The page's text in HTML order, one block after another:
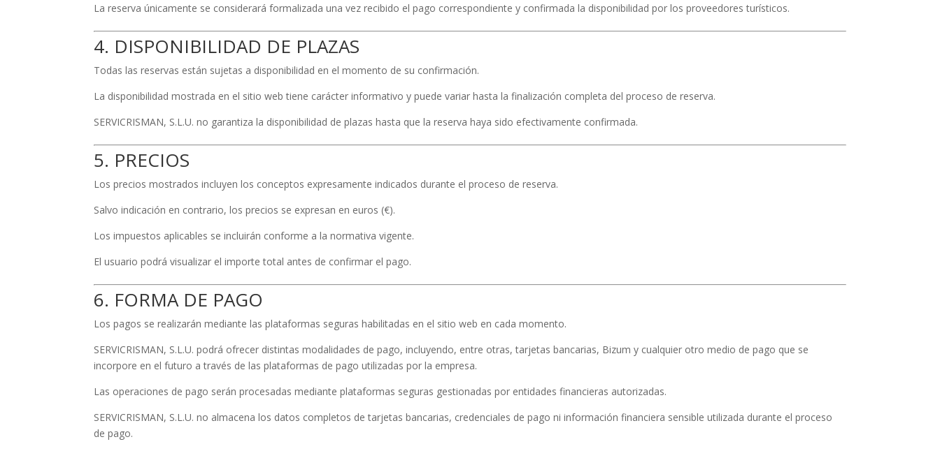
La reserva únicamente se considerará formalizada una vez recibido el pago correspondiente y confirmada la disponibilidad por los proveedores turísticos.
4. DISPONIBILIDAD DE PLAZAS
Todas las reservas están sujetas a disponibilidad en el momento de su confirmación.
La disponibilidad mostrada en el sitio web tiene carácter informativo y puede variar hasta la finalización completa del proceso de reserva.
SERVICRISMAN, S.L.U. no garantiza la disponibilidad de plazas hasta que la reserva haya sido efectivamente confirmada.
5. PRECIOS
Los precios mostrados incluyen los conceptos expresamente indicados durante el proceso de reserva.
Salvo indicación en contrario, los precios se expresan en euros (€).
Los impuestos aplicables se incluirán conforme a la normativa vigente.
El usuario podrá visualizar el importe total antes de confirmar el pago.
6. FORMA DE PAGO
Los pagos se realizarán mediante las plataformas seguras habilitadas en el sitio web en cada momento.
SERVICRISMAN, S.L.U. podrá ofrecer distintas modalidades de pago, incluyendo, entre otras, tarjetas bancarias, Bizum y cualquier otro medio de pago que se
incorpore en el futuro a través de las plataformas de pago utilizadas por la empresa.
Las operaciones de pago serán procesadas mediante plataformas seguras gestionadas por entidades financieras autorizadas.
SERVICRISMAN, S.L.U. no almacena los datos completos de tarjetas bancarias, credenciales de pago ni información financiera sensible utilizada durante el proceso
de pago.